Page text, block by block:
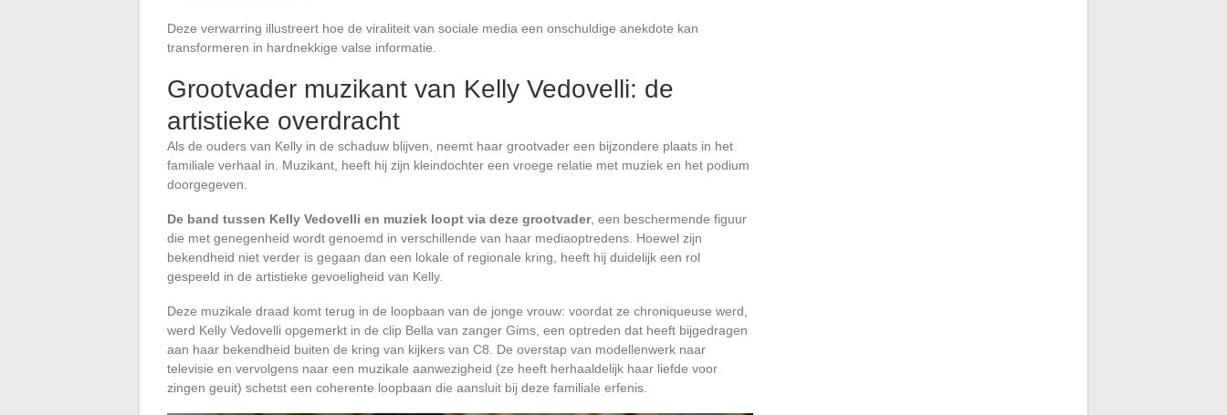
Deze verwarring illustreert hoe de viraliteit van sociale media een onschuldige anekdote kan
transformeren in hardnekkige valse informatie.
Grootvader muzikant van Kelly Vedovelli: de
artistieke overdracht
Als de ouders van Kelly in de schaduw blijven, neemt haar grootvader een bijzondere plaats in het
familiale verhaal in. Muzikant, heeft hij zijn kleindochter een vroege relatie met muziek en het podium
doorgegeven.
De band tussen Kelly Vedovelli en muziek loopt via deze grootvader, een beschermende figuur
die met genegenheid wordt genoemd in verschillende van haar mediaoptredens. Hoewel zijn
bekendheid niet verder is gegaan dan een lokale of regionale kring, heeft hij duidelijk een rol
gespeeld in de artistieke gevoeligheid van Kelly.
Deze muzikale draad komt terug in de loopbaan van de jonge vrouw: voordat ze chroniqueuse werd,
werd Kelly Vedovelli opgemerkt in de clip Bella van zanger Gims, een optreden dat heeft bijgedragen
aan haar bekendheid buiten de kring van kijkers van C8. De overstap van modellenwerk naar
televisie en vervolgens naar een muzikale aanwezigheid (ze heeft herhaaldelijk haar liefde voor
zingen geuit) schetst een coherente loopbaan die aansluit bij deze familiale erfenis.